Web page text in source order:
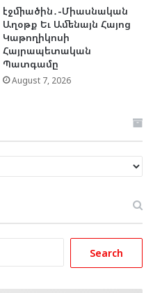
էջմիածին․-Միասնական
Աղօթք Եւ Ամենայն Հայոց
Կաթողիկոսի
Հայրապետական
Պատգամը
August 7, 2026